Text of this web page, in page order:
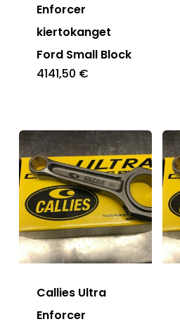
Enforcer
kiertokanget
Ford Small Block
4141,50 €
Callies Ultra
Enforcer